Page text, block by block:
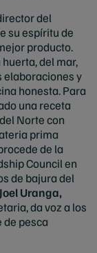
del
su espíritu de
producto.
del mar,
elaboraciones y
honesta. Para
una receta
Norte con
prima
de la
Council en
de bajura del
Joel Uranga,
da voz a los
pesca